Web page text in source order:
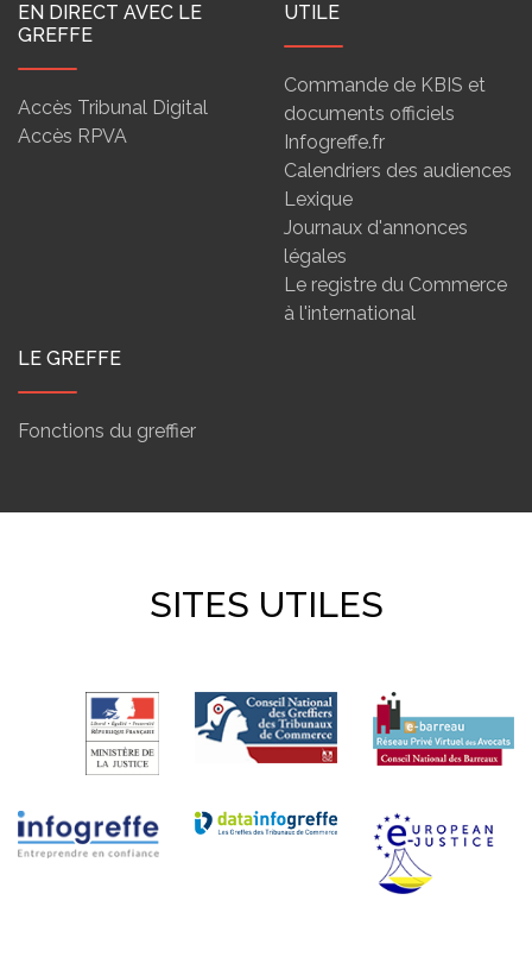
EN DIRECT AVEC LE
GREFFE
Accès Tribunal Digital
Accès RPVA
UTILE
Commande de KBIS et
documents officiels
Infogreffe.fr
Calendriers des audiences
Lexique
Journaux d'annonces
légales
Le registre du Commerce
à l'international
LE GREFFE
Fonctions du greffier
SITES UTILES